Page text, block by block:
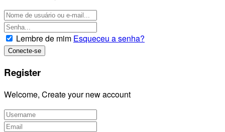
Lembre de mim Esqueceu a senha?
Register
Welcome, Create your new account